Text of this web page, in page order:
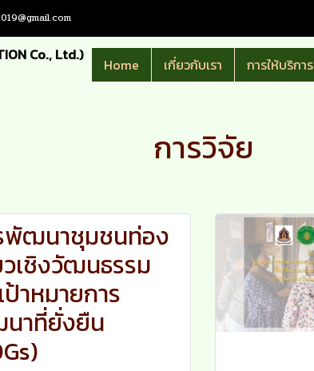
Co., Ltd.) Home เกี่ยวกับเรา การให้บริการ
การวิจัย
พัฒนาชุมชนท่อง
วเชิงวัฒนธรรม
าหมายการ
าที่ยั่งยืน